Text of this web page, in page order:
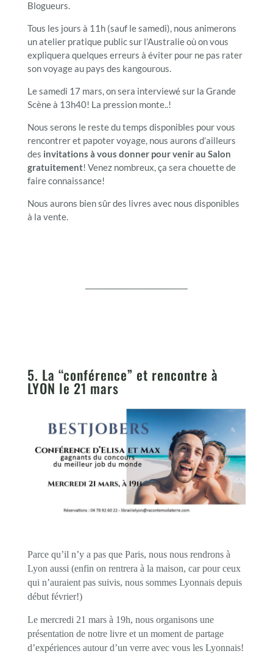
Blogueurs.
Tous les jours à 11h (sauf le samedi), nous animerons
un atelier pratique public sur l’Australie où on vous
expliquera quelques erreurs à éviter pour ne pas rater
son voyage au pays des kangourous.
Le samedi 17 mars, on sera interviewé sur la Grande
Scène à 13h40! La pression monte..!
Nous serons le reste du temps disponibles pour vous
rencontrer et papoter voyage, nous aurons d’ailleurs
des invitations à vous donner pour venir au Salon
gratuitement! Venez nombreux, ça sera chouette de
faire connaissance!
Nous aurons bien sûr des livres avec nous disponibles
à la vente.
5. La “conférence” et rencontre à
LYON le 21 mars
Parce qu’il n’y a pas que Paris, nous nous rendrons à
Lyon aussi (enfin on rentrera à la maison, car pour ceux
qui n’auraient pas suivis, nous sommes Lyonnais depuis
début février!)
Le mercredi 21 mars à 19h, nous organisons une
présentation de notre livre et un moment de partage
d’expériences autour d’un verre avec vous les Lyonnais!